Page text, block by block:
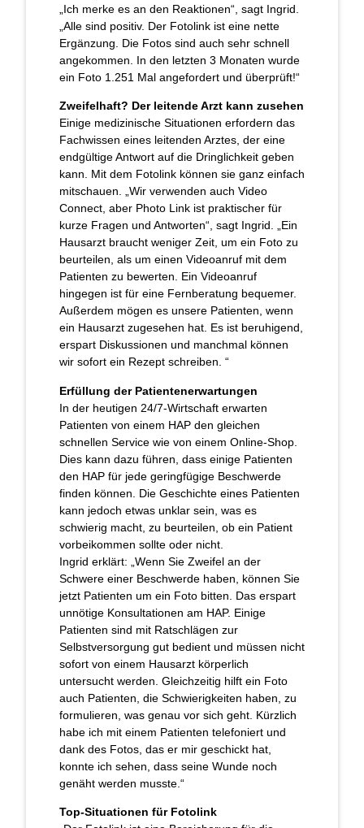
„Ich merke es an den Reaktionen“, sagt Ingrid.
„Alle sind positiv. Der Fotolink ist eine nette
Ergänzung. Die Fotos sind auch sehr schnell
angekommen. In den letzten 3 Monaten wurde
ein Foto 1.251 Mal angefordert und überprüft!“
Zweifelhaft? Der leitende Arzt kann zusehen
Einige medizinische Situationen erfordern das
Fachwissen eines leitenden Arztes, der eine
endgültige Antwort auf die Dringlichkeit geben
kann. Mit dem Fotolink können sie ganz einfach
mitschauen. „Wir verwenden auch Video
Connect, aber Photo Link ist praktischer für
kurze Fragen und Antworten“, sagt Ingrid. „Ein
Hausarzt braucht weniger Zeit, um ein Foto zu
beurteilen, als um einen Videoanruf mit dem
Patienten zu bewerten. Ein Videoanruf
hingegen ist für eine Fernberatung bequemer.
Außerdem mögen es unsere Patienten, wenn
ein Hausarzt zugesehen hat. Es ist beruhigend,
erspart Diskussionen und manchmal können
wir sofort ein Rezept schreiben. “
Erfüllung der Patientenerwartungen
In der heutigen 24/7-Wirtschaft erwarten
Patienten von einem HAP den gleichen
schnellen Service wie von einem Online-Shop.
Dies kann dazu führen, dass einige Patienten
den HAP für jede geringfügige Beschwerde
finden können. Die Geschichte eines Patienten
kann jedoch etwas unklar sein, was es
schwierig macht, zu beurteilen, ob ein Patient
vorbeikommen sollte oder nicht.
Ingrid erklärt: „Wenn Sie Zweifel an der
Schwere einer Beschwerde haben, können Sie
jetzt Patienten um ein Foto bitten. Das erspart
unnötige Konsultationen am HAP. Einige
Patienten sind mit Ratschlägen zur
Selbstversorgung gut bedient und müssen nicht
sofort von einem Hausarzt körperlich
untersucht werden. Gleichzeitig hilft ein Foto
auch Patienten, die Schwierigkeiten haben, zu
formulieren, was genau vor sich geht. Kürzlich
habe ich mit einem Patienten telefoniert und
dank des Fotos, das er mir geschickt hat,
konnte ich sehen, dass seine Wunde noch
genäht werden musste.“
Top-Situationen für Fotolink